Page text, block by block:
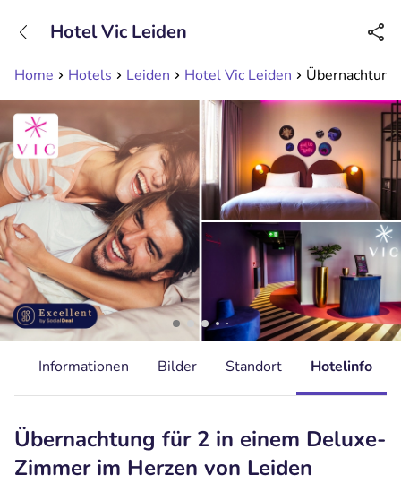
Erreichbar bis 23:00 Uhr (max 0,09€/Min)
Home Hotels Leiden Hotel Vic Leiden
Hotel Vic Leiden
Informationen Bilder Standort Hotelinfo
Übernachtung für 2 in einem Deluxe-
Zimmer im Herzen von Leiden